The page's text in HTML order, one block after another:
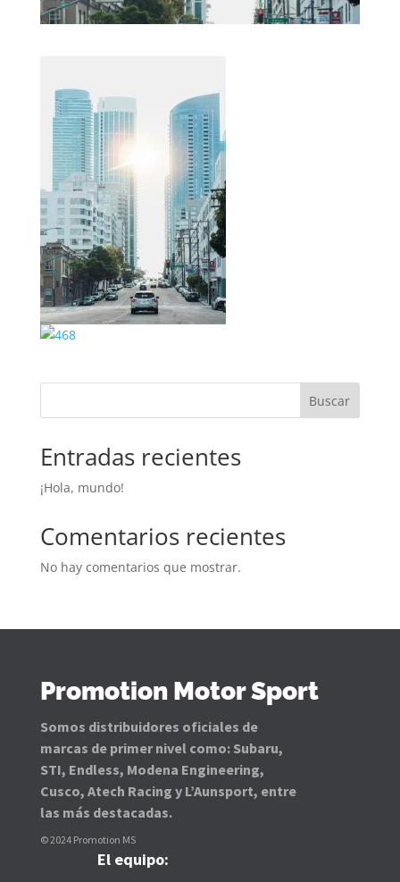
Buscar
Entradas recientes
¡Hola, mundo!
Comentarios recientes
No hay comentarios que mostrar.
Promotion Motor Sport
Somos distribuidores oficiales de
marcas de primer nivel como: Subaru,
STI, Endless, Modena Engineering,
Cusco, Atech Racing y L’Aunsport, entre
las más destacadas.
© 2024 Promotion MS
El equipo: